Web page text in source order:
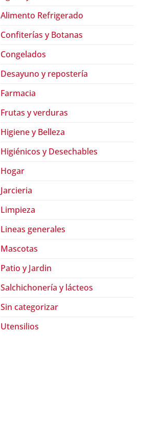
Alimento Refrigerado
Confiterías y Botanas
Congelados
Desayuno y repostería
Farmacia
Frutas y verduras
Higiene y Belleza
Higiénicos y Desechables
Hogar
Jarcieria
Limpieza
Lineas generales
Mascotas
Patio y Jardin
Salchichonería y lácteos
Sin categorizar
Utensilios